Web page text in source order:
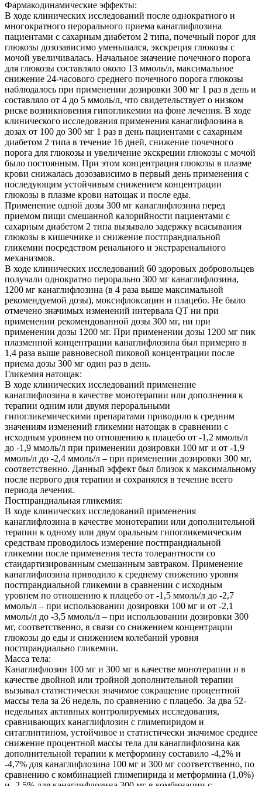
Фармакодинамические эффекты:
В ходе клинических исследований после однократного и
многократного перорального приема канаглифлозина
пациентами с сахарным диабетом 2 типа, почечный порог для
глюкозы дозозависимо уменьшался, экскреция глюкозы с
мочой увеличивалась. Начальное значение почечного порога
для глюкозы составляло около 13 ммоль/л, максимальное
снижение 24-часового среднего почечного порога глюкозы
наблюдалось при применении дозировки 300 мг 1 раз в день и
составляло от 4 до 5 ммоль/л, что свидетельствует о низком
риске возникновения гипогликемии на фоне лечения. В ходе
клинического исследования применения канаглифлозина в
дозах от 100 до 300 мг 1 раз в день пациентами с сахарным
диабетом 2 типа в течение 16 дней, снижение почечного
порога для глюкозы и увеличение экскреции глюкозы с мочой
было постоянным. При этом концентрация глюкозы в плазме
крови снижалась дозозависимо в первый день применения с
последующим устойчивым снижением концентрации
глюкозы в плазме крови натощак и после еды.
Применение одной дозы 300 мг канаглифлозина перед
приемом пищи смешанной калорийности пациентами с
сахарным диабетом 2 типа вызывало задержку всасывания
глюкозы в кишечнике и снижение постпрандиальной
гликемии посредством ренального и экстраренального
механизмов.
В ходе клинических исследований 60 здоровых добровольцев
получали однократно перорально 300 мг канаглифлозина,
1200 мг канаглифлозина (в 4 раза выше максимальной
рекомендуемой дозы), моксифлоксацин и плацебо. Не было
отмечено значимых изменений интервала QT ни при
применении рекомендованной дозы 300 мг, ни при
применении дозы 1200 мг. При применении дозы 1200 мг пик
плазменной концентрации канаглифлозина был примерно в
1,4 раза выше равновесной пиковой концентрации после
приема дозы 300 мг один раз в день.
Гликемия натощак:
В ходе клинических исследований применение
канаглифлозина в качестве монотерапии или дополнения к
терапии одним или двумя пероральными
гипогликемическими препаратами приводило к средним
значениям изменений гликемии натощак в сравнении с
исходным уровнем по отношению к плацебо от -1,2 ммоль/л
до -1,9 ммоль/л при применении дозировки 100 мг и от -1,9
ммоль/л до -2,4 ммоль/л – при применении дозировки 300 мг,
соответственно. Данный эффект был близок к максимальному
после первого дня терапии и сохранялся в течение всего
периода лечения.
Постпрандиальная гликемия:
В ходе клинических исследований применения
канаглифлозина в качестве монотерапии или дополнительной
терапии к одному или двум оральным гипогликемическим
средствам проводилось измерение постпрандиальной
гликемии после применения теста толерантности со
стандартизированным смешанным завтраком. Применение
канаглифлозина приводило к среднему снижению уровня
постпрандиальной гликемии в сравнении с исходным
уровнем по отношению к плацебо от -1,5 ммоль/л до -2,7
ммоль/л – при использовании дозировки 100 мг и от -2,1
ммоль/л до -3,5 ммоль/л – при использовании дозировки 300
мг, соответственно, в связи со снижением концентрации
глюкозы до еды и снижением колебаний уровня
постпрандиально гликемии.
Масса тела:
Канаглифлозин 100 мг и 300 мг в качестве монотерапии и в
качестве двойной или тройной дополнительной терапии
вызывал статистически значимое сокращение процентной
массы тела за 26 недель, по сравнению с плацебо. За два 52-
недельных активных контролируемых исследования,
сравнивающих канаглифлозин с глимепиридом и
ситаглиптином, устойчивое и статистически значимое среднее
снижение процентной массы тела для канаглифлозина как
дополнительной терапии к метформину составило -4,2% и
-4,7% для канаглифлозина 100 мг и 300 мг соответственно, по
сравнению с комбинацией глимепирида и метформина (1,0%)